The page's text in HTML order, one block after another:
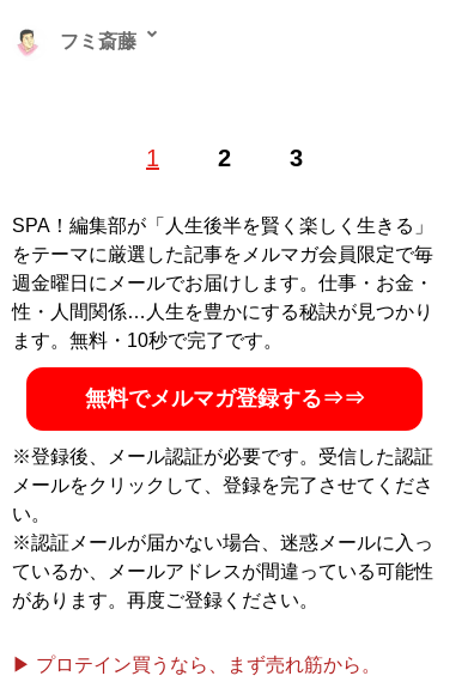
1 2 3
フミ斎藤
SPA！編集部が「人生後半を賢く楽しく生きる」
をテーマに厳選した記事をメルマガ会員限定で毎
週金曜日にメールでお届けします。仕事・お金・
性・人間関係…人生を豊かにする秘訣が見つかり
ます。無料・10秒で完了です。
無料でメルマガ登録する⇒⇒
※登録後、メール認証が必要です。受信した認証
メールをクリックして、登録を完了させてくださ
い。
※認証メールが届かない場合、迷惑メールに入っ
ているか、メールアドレスが間違っている可能性
があります。再度ご登録ください。
▶ プロテイン買うなら、まず売れ筋から。